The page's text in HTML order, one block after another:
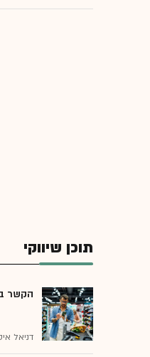
תוכן שיווקי
הקשר
דניאל